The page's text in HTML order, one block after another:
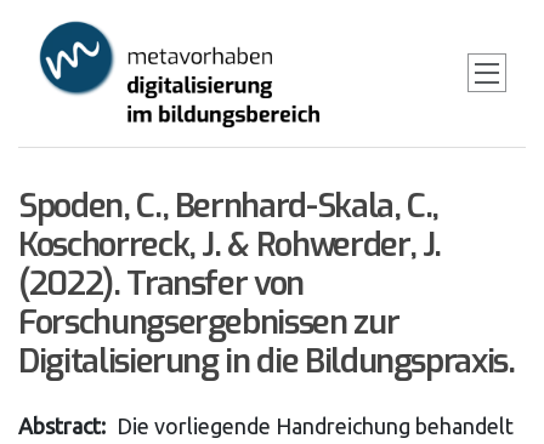
main
Spoden, C., Bernhard-Skala, C.,
Koschorreck, J. & Rohwerder, J.
(2022). Transfer von
Forschungsergebnissen zur
Digitalisierung in die Bildungspraxis.
Abstract
Die vorliegende Handreichung behandelt